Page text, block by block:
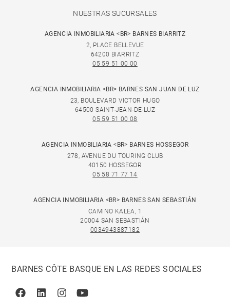
NUESTRAS SUCURSALES
AGENCIA INMOBILIARIA <BR> BARNES BIARRITZ
2, PLACE BELLEVUE
64200 BIARRITZ
05 59 51 00 00
AGENCIA INMOBILIARIA <BR> BARNES SAN JUAN DE LUZ
23, BOULEVARD VICTOR HUGO
64500 SAINT-JEAN-DE-LUZ
05 59 51 00 08
AGENCIA INMOBILIARIA <BR> BARNES HOSSEGOR
278, AVENUE DU TOURING CLUB
40150 HOSSEGOR
05 58 71 77 14
AGENCIA INMOBILIARIA <BR> BARNES SAN SEBASTIÁN
CAMINO KALEA, 1
20004 SAN SEBASTIÁN
0034943887182
BARNES CÔTE BASQUE EN LAS REDES SOCIALES